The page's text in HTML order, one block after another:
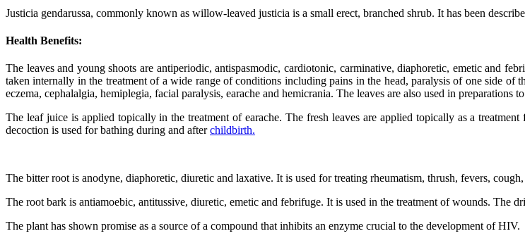
Justicia gendarussa, commonly known as willow-leaved justicia is a small erect, branched shrub. It has been
Health Benefits:
The leaves and young shoots are antiperiodic, antispasmodic, cardiotonic, carminative, diaphoretic, emetic and
taken internally in the treatment of a wide range of conditions including pains in the head, paralysis of one side of
eczema, cephalalgia, hemiplegia, facial paralysis, earache and hemicrania. The leaves are also used in preparations
The leaf juice is applied topically in the treatment of earache. The fresh leaves are applied topically as a
decoction is used for bathing during and afterchildbirth.
The bitter root is anodyne, diaphoretic, diuretic and laxative. It is used for treating rheumatism, thrush, fevers,
The root bark is antiamoebic, antitussive, diuretic, emetic and febrifuge. It is used in the treatment of wounds. The
The plant has shown promise as a source of a compound that inhibits an enzyme crucial to the development of HIV.